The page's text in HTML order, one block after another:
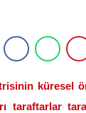
küresel
taraftarlar